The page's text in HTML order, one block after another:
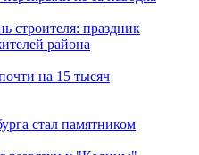
строителя: праздник
района
на 15 тысяч
стал памятником